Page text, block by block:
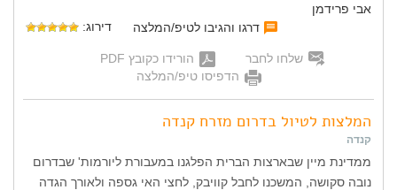
אבי פרידמן
דרגו והגיבו לטיפ/המלצה
דירוג:
שלחו לחבר
הורידו כקובץ PDF
הדפיסו טיפ/המלצה
המלצות לטיול בדרום מזרח קנדה
קנדה
ממדינת מיין שבארצות הברית הפלגנו במעבורת ליורמות' שבדרום
נובה סקושה, המשכנו לחבל קוויבק, לחצי האי גספה ולאורך הגדה